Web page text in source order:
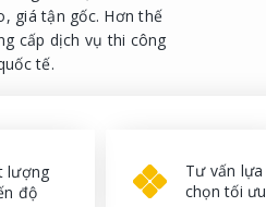
giá tận gốc. Hơn thế
cấp dịch vụ thi công
tế.
Tư vấn lựa
chọn tối ưu
lượng
độ